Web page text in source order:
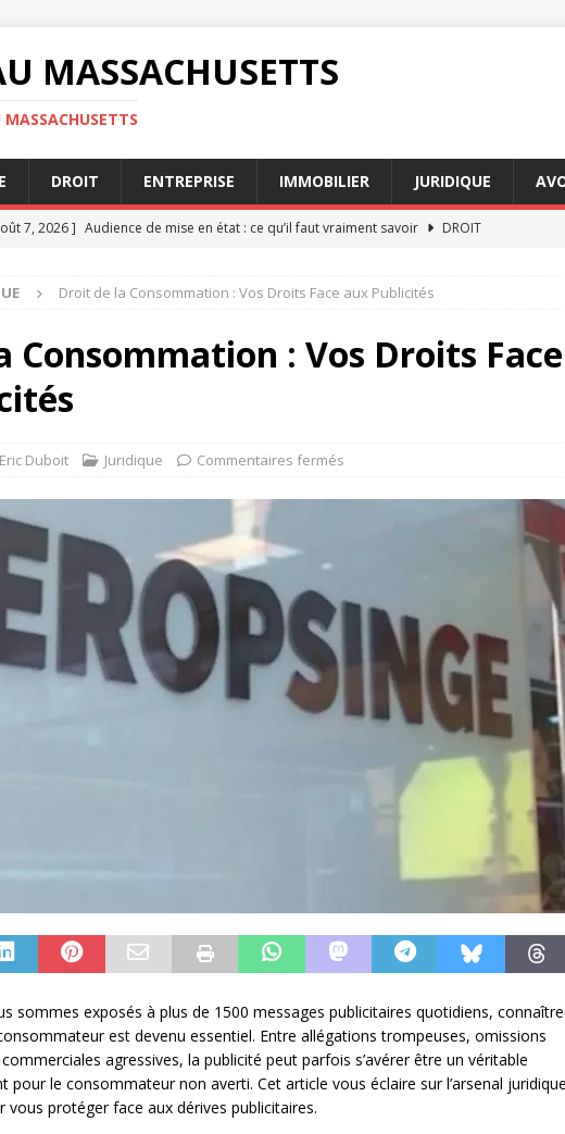
MASSACHUSETTS
DROIT ENTREPRISE IMMOBILIER JURIDIQUE
7, 2026 ] Audience de mise en état : ce qu’il faut vraiment savoir
DROIT
4, 2026 ] Les étapes d’une transaction réussie pour éviter le recours au tribunal
7, 2026 ]
Droit de la Consommation : Vos Droits Face aux Publicités
Consommation : Vos Droits Face
Eric Duboit Juridique Commentaires fermés
sommes exposés à plus de 1500 messages publicitaires quotidiens, connaître
est devenu essentiel. Entre allégations trompeuses, omissions
agressives, la publicité peut parfois s’avérer être un véritable
pour le consommateur non averti. Cet article vous éclaire sur l’arsenal juridique
protéger face aux dérives publicitaires.